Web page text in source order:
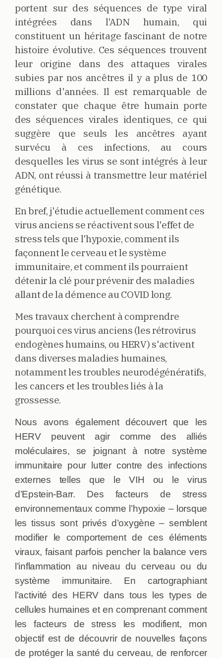
portent sur des séquences de type viral
intégrées dans l'ADN humain, qui
constituent un héritage fascinant de notre
histoire évolutive. Ces séquences trouvent
leur origine dans des attaques virales
subies par nos ancêtres il y a plus de 100
millions d'années. Il est remarquable de
constater que chaque être humain porte
des séquences virales identiques, ce qui
suggère que seuls les ancêtres ayant
survécu à ces infections, au cours
desquelles les virus se sont intégrés à leur
ADN, ont réussi à transmettre leur matériel
génétique.
En bref, j'étudie actuellement comment ces
virus anciens se réactivent sous l'effet de
stress tels que l'hypoxie, comment ils
façonnent le cerveau et le système
immunitaire, et comment ils pourraient
détenir la clé pour prévenir des maladies
allant de la démence au COVID long.
Mes travaux cherchent à comprendre
pourquoi ces virus anciens (les rétrovirus
endogènes humains, ou HERV) s'activent
dans diverses maladies humaines,
notamment les troubles neurodégénératifs,
les cancers et les troubles liés à la
grossesse.
Nous avons également découvert que les
HERV peuvent agir comme des alliés
moléculaires, se joignant à notre système
immunitaire pour lutter contre des infections
externes telles que le VIH ou le virus
d’Epstein-Barr. Des facteurs de stress
environnementaux comme l’hypoxie – lorsque
les tissus sont privés d’oxygène – semblent
modifier le comportement de ces éléments
viraux, faisant parfois pencher la balance vers
l’inflammation au niveau du cerveau ou du
système immunitaire. En cartographiant
l'activité des HERV dans tous les types de
cellules humaines et en comprenant comment
les facteurs de stress les modifient, mon
objectif est de découvrir de nouvelles façons
de protéger la santé du cerveau, de renforcer